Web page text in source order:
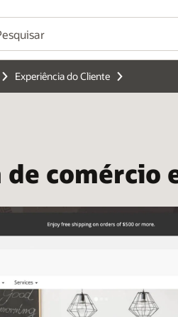
Experiência do Cliente
comércio